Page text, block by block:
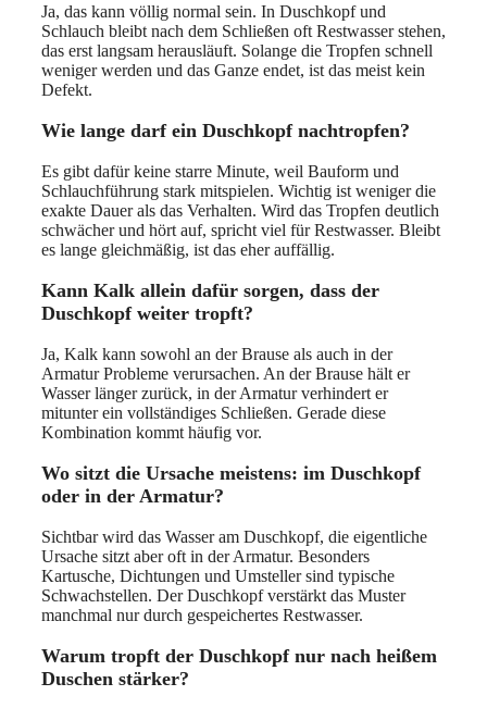
Ja, das kann völlig normal sein. In Duschkopf und
Schlauch bleibt nach dem Schließen oft Restwasser stehen,
das erst langsam herausläuft. Solange die Tropfen schnell
weniger werden und das Ganze endet, ist das meist kein
Defekt.
Wie lange darf ein Duschkopf nachtropfen?
Es gibt dafür keine starre Minute, weil Bauform und
Schlauchführung stark mitspielen. Wichtig ist weniger die
exakte Dauer als das Verhalten. Wird das Tropfen deutlich
schwächer und hört auf, spricht viel für Restwasser. Bleibt
es lange gleichmäßig, ist das eher auffällig.
Kann Kalk allein dafür sorgen, dass der
Duschkopf weiter tropft?
Ja, Kalk kann sowohl an der Brause als auch in der
Armatur Probleme verursachen. An der Brause hält er
Wasser länger zurück, in der Armatur verhindert er
mitunter ein vollständiges Schließen. Gerade diese
Kombination kommt häufig vor.
Wo sitzt die Ursache meistens: im Duschkopf
oder in der Armatur?
Sichtbar wird das Wasser am Duschkopf, die eigentliche
Ursache sitzt aber oft in der Armatur. Besonders
Kartusche, Dichtungen und Umsteller sind typische
Schwachstellen. Der Duschkopf verstärkt das Muster
manchmal nur durch gespeichertes Restwasser.
Warum tropft der Duschkopf nur nach heißem
Duschen stärker?